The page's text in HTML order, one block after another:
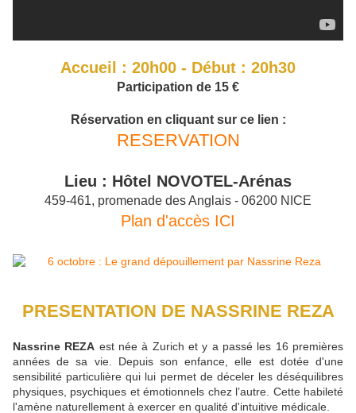
Accueil : 20h00 - Début : 20h30
Participation de 15 €
Réservation en cliquant sur ce lien :
RESERVATION
Lieu : Hôtel NOVOTEL-Arénas
459-461, promenade des Anglais - 06200 NICE
Plan d'accès ICI
PRESENTATION DE NASSRINE REZA
Nassrine REZA est née à Zurich et y a passé les 16 premières
années de sa vie. Depuis son enfance, elle est dotée d'une
sensibilité particulière qui lui permet de déceler les déséquilibres
physiques, psychiques et émotionnels chez l’autre. Cette habileté
l'amène naturellement à exercer en qualité d'intuitive médicale.